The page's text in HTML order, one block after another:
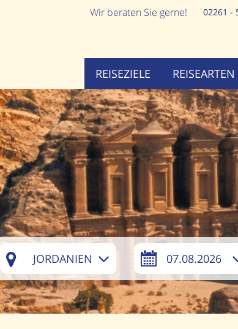
02261 -
Wir beraten Sie gerne!
REISEZIELE REISEARTEN
JORDANIEN 07.08.2026